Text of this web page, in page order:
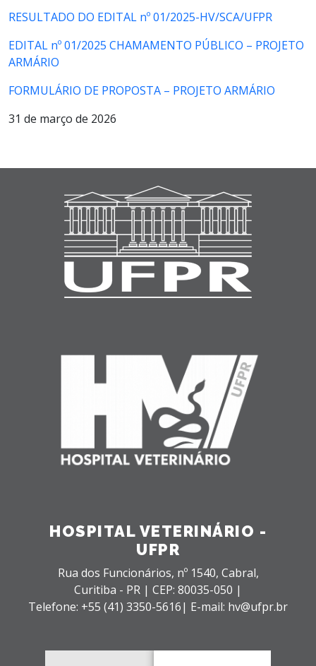
RESULTADO DO EDITAL nº 01/2025-HV/SCA/UFPR
EDITAL nº 01/2025 CHAMAMENTO PÚBLICO – PROJETO
ARMÁRIO
FORMULÁRIO DE PROPOSTA – PROJETO ARMÁRIO
31 de março de 2026
HOSPITAL VETERINÁRIO -
UFPR
Rua dos Funcionários, nº 1540, Cabral,
Curitiba - PR | CEP: 80035-050 |
Telefone: +55 (41) 3350-5616| E-mail: hv@ufpr.br